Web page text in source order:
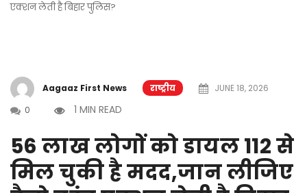
एक्शन लेती है बिहार पुलिस?
Aagaaz First News राष्ट्रीय
JUNE 18, 2026
0
1 MIN READ
56 लाख लोगों को डायल 112 से
मिल चुकी है मदद,जान लीजिए